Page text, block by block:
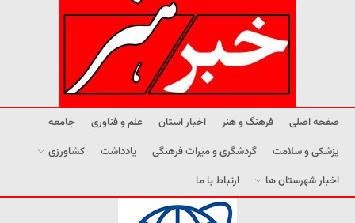
صفحه اصلی فرهنگ و هنر اخبار استان علم و فناوری
جامعه
پزشکی و سلامت
گردشگری و میراث فرهنگی یادداشت
کشاورزی
اخبار شهرستان ها
ارتباط با ما